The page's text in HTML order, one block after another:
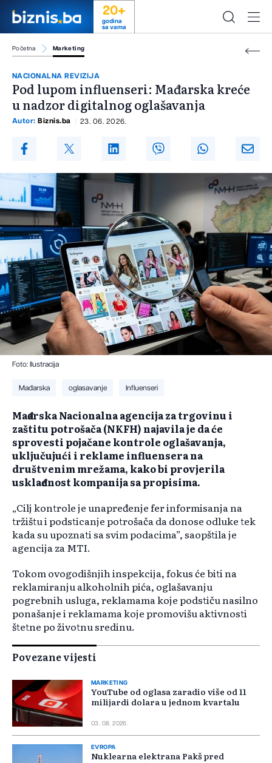
20+
godina
sa vama
Početna Marketing
NACIONALNA REVIZIJA
Pod lupom influenseri: Mađarska kreće
u nadzor digitalnog oglašavanja
Autor: Biznis.ba 23. 06. 2026.
Foto: Ilustracija
Mađarska oglasavanje Influenseri
Mađarska Nacionalna agencija za trgovinu i
zaštitu potrošača (NKFH) najavila je da će
sprovesti pojačane kontrole oglašavanja,
uključujući i reklame influensera na
društvenim mrežama, kako bi provjerila
usklađenost kompanija sa propisima.
„Cilj kontrole je unapređenje fer informisanja na
tržištu i podsticanje potrošača da donose odluke tek
kada su upoznati sa svim podacima”, saopštila je
agencija za MTI.
Tokom ovogodišnjih inspekcija, fokus će biti na
reklamiranju alkoholnih pića, oglašavanju
pogrebnih usluga, reklamama koje podstiču nasilno
ponašanje i reklamama koje promovišu aktivnosti
štetne po životnu sredinu.
Povezane vijesti
MARKETING
YouTube od oglasa zaradio više od 11
milijardi dolara u jednom kvartalu
03. 08. 2026.
EVROPA
Nuklearna elektrana Pakš pred